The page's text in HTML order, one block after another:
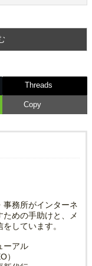
Threads
Copy
事務所がインターネ
ための手助けと、メ
しています。
ーアル
）